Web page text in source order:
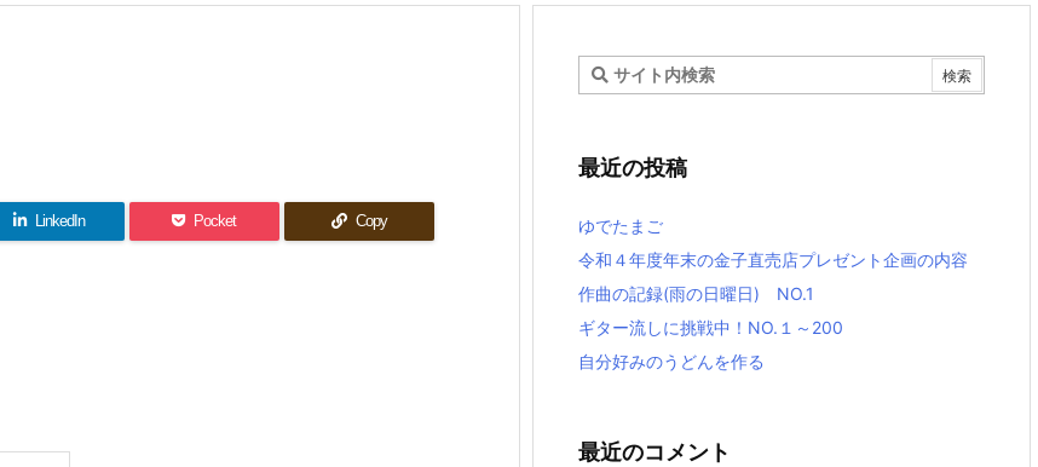
LinkedIn Pocket Copy
最近の投稿
ゆでたまご
令和４年度年末の金子直売店プレゼント企画の内容
作曲の記録(雨の日曜日) NO.1
ギター流しに挑戦中！NO.１～200
自分好みのうどんを作る
最近のコメント